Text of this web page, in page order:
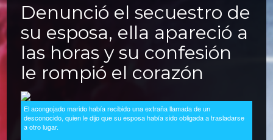
Denunció el secuestro de
su esposa, ella apareció a
las horas y su confesión
le rompió el corazón
El acongojado marido había recibido una extraña llamada de un
desconocido, quien le dijo que su esposa había sido obligada a trasladarse
a otro lugar.